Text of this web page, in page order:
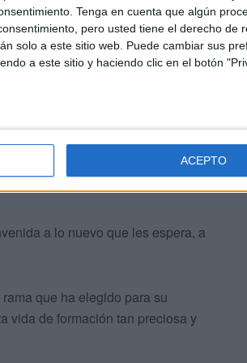
Tenga en cuenta que algún
pero usted tiene el derecho de
solo a este sitio web. Puede cambiar sus
a este sitio y haciendo clic en el botón
ACEPTO
educativa para sus hijos, una
vida, la que les espera,
esta noche.
a lo nuevo que les espera, a
que ha elegido para su
vida de formación tan preciosa y